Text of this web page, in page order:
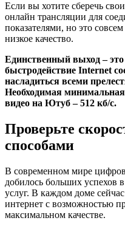
Если вы хотите сберечь
онлайн трансляции для
показателями, но это
низкое качество.
Единственный выход –
быстродействие Internet
насладиться всеми
Необходимая
видео на Ютуб – 512 кб/с.
Проверьте
способами
В современном мире
добилось больших успехов
услуг. В каждом доме
интернет с возможностью
максимальном качестве.